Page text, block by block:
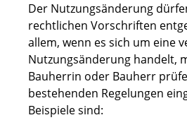
Der Nutzungsänderung
rechtlichen Vorschriften
allem, wenn es sich um eine
Nutzungsänderung handelt,
Bauherrin oder Bauherr
bestehenden Regelungen
Beispiele sind: